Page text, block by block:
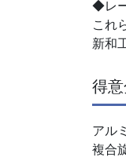
◆レ
これ
新和
得
アル
複合